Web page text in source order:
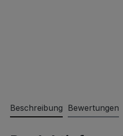
Beschreibung Bewertungen